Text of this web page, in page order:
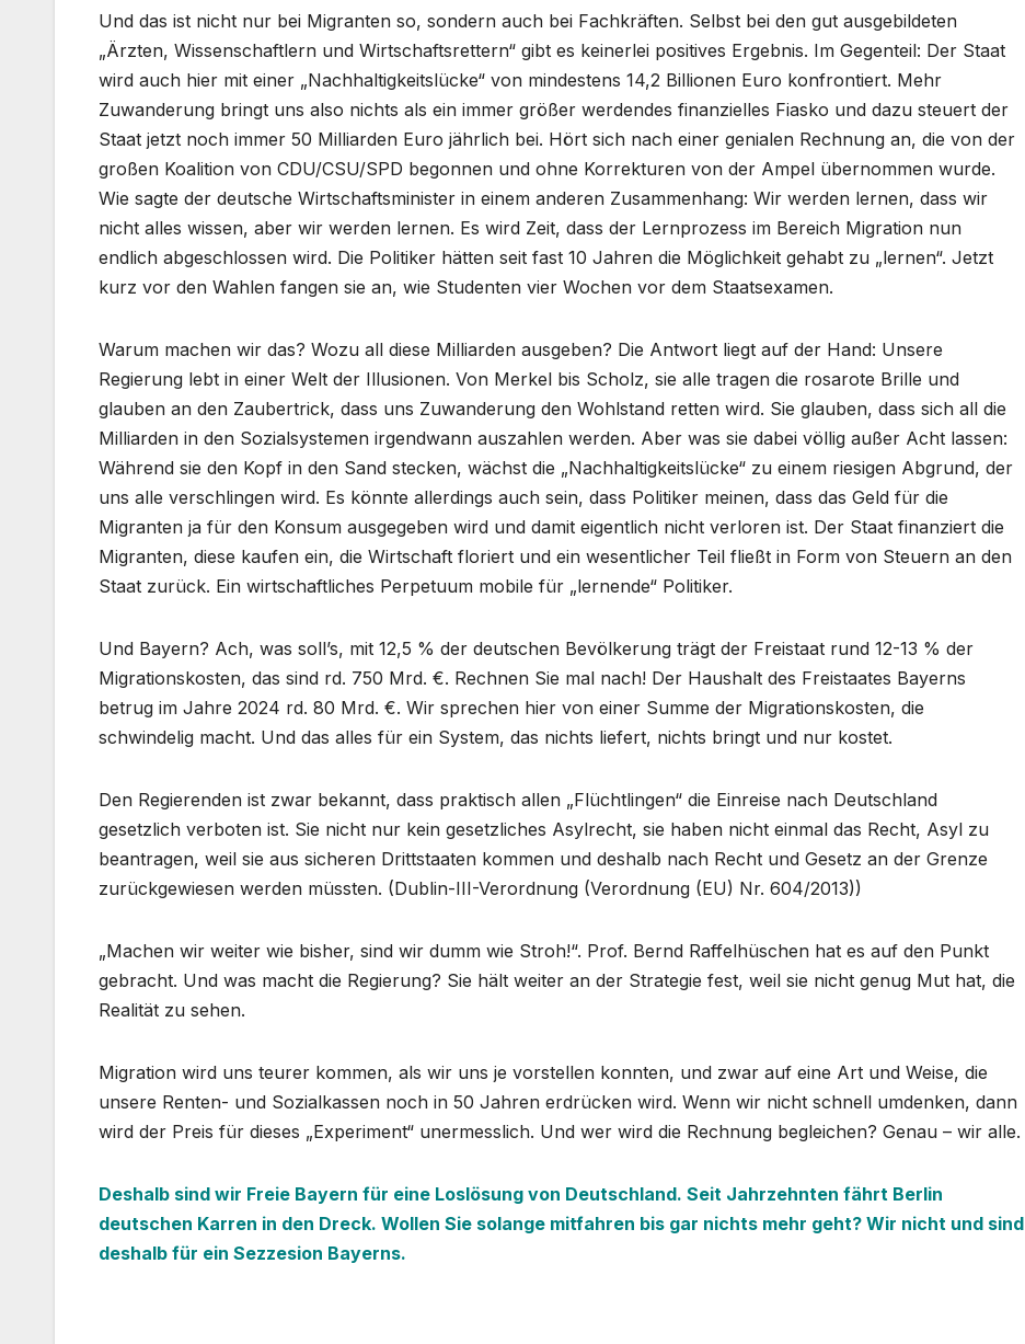
Und das ist nicht nur bei Migranten so, sondern auch bei Fachkräften. Selbst bei den gut ausgebildeten
„Ärzten, Wissenschaftlern und Wirtschaftsrettern“ gibt es keinerlei positives Ergebnis. Im Gegenteil: Der Staat
wird auch hier mit einer „Nachhaltigkeitslücke“ von mindestens 14,2 Billionen Euro konfrontiert. Mehr
Zuwanderung bringt uns also nichts als ein immer größer werdendes finanzielles Fiasko und dazu steuert der
Staat jetzt noch immer 50 Milliarden Euro jährlich bei. Hört sich nach einer genialen Rechnung an, die von der
großen Koalition von CDU/CSU/SPD begonnen und ohne Korrekturen von der Ampel übernommen wurde.
Wie sagte der deutsche Wirtschaftsminister in einem anderen Zusammenhang: Wir werden lernen, dass wir
nicht alles wissen, aber wir werden lernen. Es wird Zeit, dass der Lernprozess im Bereich Migration nun
endlich abgeschlossen wird. Die Politiker hätten seit fast 10 Jahren die Möglichkeit gehabt zu „lernen“. Jetzt
kurz vor den Wahlen fangen sie an, wie Studenten vier Wochen vor dem Staatsexamen.
Warum machen wir das? Wozu all diese Milliarden ausgeben? Die Antwort liegt auf der Hand: Unsere
Regierung lebt in einer Welt der Illusionen. Von Merkel bis Scholz, sie alle tragen die rosarote Brille und
glauben an den Zaubertrick, dass uns Zuwanderung den Wohlstand retten wird. Sie glauben, dass sich all die
Milliarden in den Sozialsystemen irgendwann auszahlen werden. Aber was sie dabei völlig außer Acht lassen:
Während sie den Kopf in den Sand stecken, wächst die „Nachhaltigkeitslücke“ zu einem riesigen Abgrund, der
uns alle verschlingen wird. Es könnte allerdings auch sein, dass Politiker meinen, dass das Geld für die
Migranten ja für den Konsum ausgegeben wird und damit eigentlich nicht verloren ist. Der Staat finanziert die
Migranten, diese kaufen ein, die Wirtschaft floriert und ein wesentlicher Teil fließt in Form von Steuern an den
Staat zurück. Ein wirtschaftliches Perpetuum mobile für „lernende“ Politiker.
Und Bayern? Ach, was soll’s, mit 12,5 % der deutschen Bevölkerung trägt der Freistaat rund 12-13 % der
Migrationskosten, das sind rd. 750 Mrd. €. Rechnen Sie mal nach! Der Haushalt des Freistaates Bayerns
betrug im Jahre 2024 rd. 80 Mrd. €. Wir sprechen hier von einer Summe der Migrationskosten, die
schwindelig macht. Und das alles für ein System, das nichts liefert, nichts bringt und nur kostet.
Den Regierenden ist zwar bekannt, dass praktisch allen „Flüchtlingen“ die Einreise nach Deutschland
gesetzlich verboten ist. Sie nicht nur kein gesetzliches Asylrecht, sie haben nicht einmal das Recht, Asyl zu
beantragen, weil sie aus sicheren Drittstaaten kommen und deshalb nach Recht und Gesetz an der Grenze
zurückgewiesen werden müssten. (Dublin-III-Verordnung (Verordnung (EU) Nr. 604/2013))
„Machen wir weiter wie bisher, sind wir dumm wie Stroh!“. Prof. Bernd Raffelhüschen hat es auf den Punkt
gebracht. Und was macht die Regierung? Sie hält weiter an der Strategie fest, weil sie nicht genug Mut hat, die
Realität zu sehen.
Migration wird uns teurer kommen, als wir uns je vorstellen konnten, und zwar auf eine Art und Weise, die
unsere Renten- und Sozialkassen noch in 50 Jahren erdrücken wird. Wenn wir nicht schnell umdenken, dann
wird der Preis für dieses „Experiment“ unermesslich. Und wer wird die Rechnung begleichen? Genau – wir alle.
Deshalb sind wir Freie Bayern für eine Loslösung von Deutschland. Seit Jahrzehnten fährt Berlin
deutschen Karren in den Dreck. Wollen Sie solange mitfahren bis gar nichts mehr geht? Wir nicht und sind
deshalb für ein Sezzesion Bayerns.